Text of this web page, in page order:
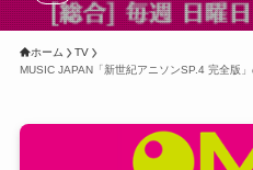
ホーム
TV
MUSIC JAPAN「新世紀アニソンSP.4 完全版